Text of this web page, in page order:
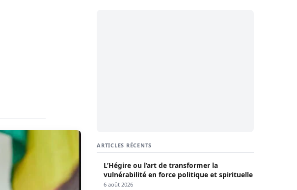
ARTICLES RÉCENTS
L’Hégire ou l’art de transformer la
vulnérabilité en force politique et spirituelle
6 août 2026